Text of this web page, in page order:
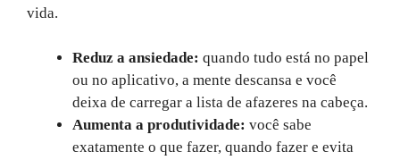
vida.
Reduz a ansiedade: quando tudo está no papel
ou no aplicativo, a mente descansa e você
deixa de carregar a lista de afazeres na cabeça.
Aumenta a produtividade: você sabe
exatamente o que fazer, quando fazer e evita